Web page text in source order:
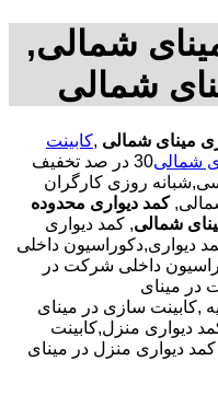
شمالی,
شمالی
مینای شمالی ,کابینت
شمالی
30 در صد تخفیف
آقای عباسی,شبانه روزی کارگران
کمد دیواری محدوده
شمالی, کمد دیواری
دیواری,دکوراسیون داخلی
داخلی شرکت در
در مینای
,کابینت سازی در مینای
دیواری منزل,کابینت
دیواری منزل در مینای